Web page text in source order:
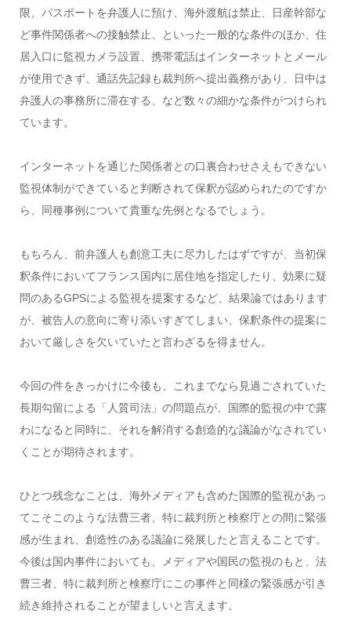
限、パスポートを弁護人に預け、海外渡航は禁止、日産幹部な
ど事件関係者への接触禁止、といった一般的な条件のほか、住
居入口に監視カメラ設置、携帯電話はインターネットとメール
が使用できず、通話先記録も裁判所へ提出義務があり、日中は
弁護人の事務所に滞在する、など数々の細かな条件がつけられ
ています。
インターネットを通じた関係者との口裏合わせさえもできない
監視体制ができていると判断されて保釈が認められたのですか
ら、同種事例について貴重な先例となるでしょう。
もちろん、前弁護人も創意工夫に尽力したはずですが、当初保
釈条件においてフランス国内に居住地を指定したり、効果に疑
問のあるGPSによる監視を提案するなど、結果論ではあります
が、被告人の意向に寄り添いすぎてしまい、保釈条件の提案に
おいて厳しさを欠いていたと言わざるを得ません。
今回の件をきっかけに今後も、これまでなら見過ごされていた
長期勾留による「人質司法」の問題点が、国際的監視の中で露
わになると同時に、それを解消する創造的な議論がなされてい
くことが期待されます。
ひとつ残念なことは、海外メディアも含めた国際的監視があっ
てこそこのような法曹三者、特に裁判所と検察庁との間に緊張
感が生まれ、創造性のある議論に発展したと言えることです。
今後は国内事件においても、メディアや国民の監視のもと、法
曹三者、特に裁判所と検察庁にこの事件と同様の緊張感が引き
続き維持されることが望ましいと言えます。